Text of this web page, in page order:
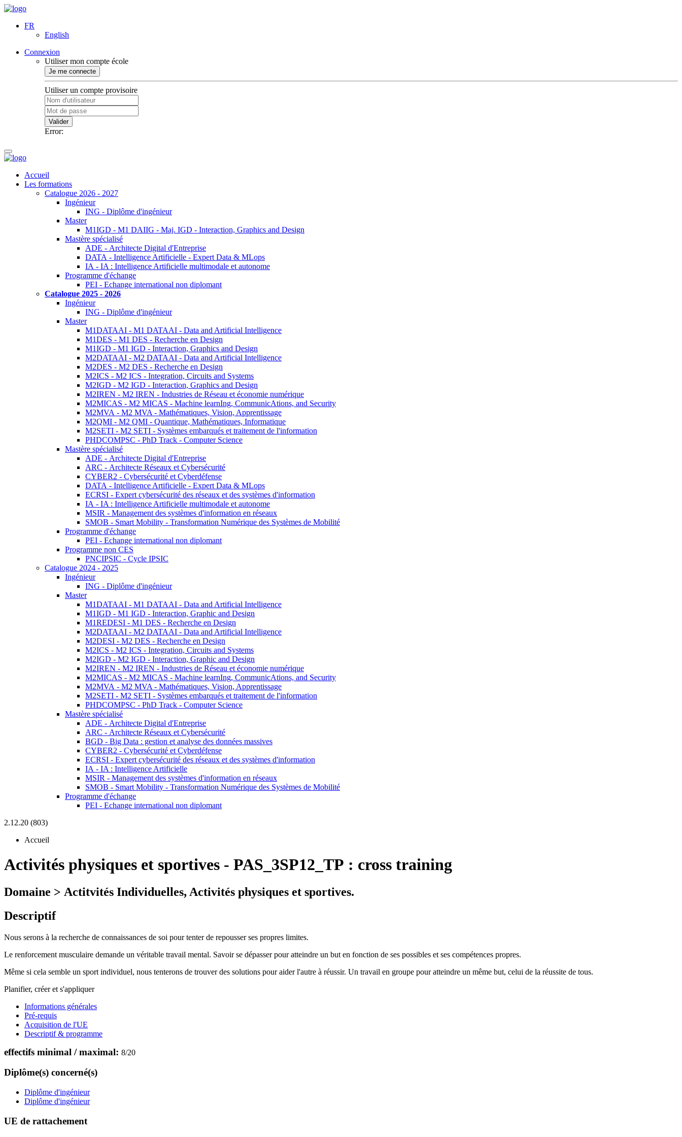
FR
English
Connexion
Utiliser mon compte école
Je me connecte
Utiliser un compte provisoire
Valider
Error:
Accueil
Les formations
Catalogue 2026 - 2027
Ingénieur
ING - Diplôme d'ingénieur
Master
M1IGD - M1 DAIIG - Maj. IGD - Interaction, Graphics and Design
Mastère spécialisé
ADE - Architecte Digital d'Entreprise
DATA - Intelligence Artificielle - Expert Data & MLops
IA - IA : Intelligence Artificielle multimodale et autonome
Programme d'échange
PEI - Echange international non diplomant
Catalogue 2025 - 2026
Ingénieur
ING - Diplôme d'ingénieur
Master
M1DATAAI - M1 DATAAI - Data and Artificial Intelligence
M1DES - M1 DES - Recherche en Design
M1IGD - M1 IGD - Interaction, Graphics and Design
M2DATAAI - M2 DATAAI - Data and Artificial Intelligence
M2DES - M2 DES - Recherche en Design
M2ICS - M2 ICS - Integration, Circuits and Systems
M2IGD - M2 IGD - Interaction, Graphics and Design
M2IREN - M2 IREN - Industries de Réseau et économie numérique
M2MICAS - M2 MICAS - Machine learnIng, CommunicAtions, and Security
M2MVA - M2 MVA - Mathématiques, Vision, Apprentissage
M2QMI - M2 QMI - Quantique, Mathématiques, Informatique
M2SETI - M2 SETI - Systèmes embarqués et traitement de l'information
PHDCOMPSC - PhD Track - Computer Science
Mastère spécialisé
ADE - Architecte Digital d'Entreprise
ARC - Architecte Réseaux et Cybersécurité
CYBER2 - Cybersécurité et Cyberdéfense
DATA - Intelligence Artificielle - Expert Data & MLops
ECRSI - Expert cybersécurité des réseaux et des systèmes d'information
IA - IA : Intelligence Artificielle multimodale et autonome
MSIR - Management des systèmes d'information en réseaux
SMOB - Smart Mobility - Transformation Numérique des Systèmes de Mobilité
Programme d'échange
PEI - Echange international non diplomant
Programme non CES
PNCIPSIC - Cycle IPSIC
Catalogue 2024 - 2025
Ingénieur
ING - Diplôme d'ingénieur
Master
M1DATAAI - M1 DATAAI - Data and Artificial Intelligence
M1IGD - M1 IGD - Interaction, Graphic and Design
M1REDESI - M1 DES - Recherche en Design
M2DATAAI - M2 DATAAI - Data and Artificial Intelligence
M2DESI - M2 DES - Recherche en Design
M2ICS - M2 ICS - Integration, Circuits and Systems
M2IGD - M2 IGD - Interaction, Graphic and Design
M2IREN - M2 IREN - Industries de Réseau et économie numérique
M2MICAS - M2 MICAS - Machine learnIng, CommunicAtions, and Security
M2MVA - M2 MVA - Mathématiques, Vision, Apprentissage
M2SETI - M2 SETI - Systèmes embarqués et traitement de l'information
PHDCOMPSC - PhD Track - Computer Science
Mastère spécialisé
ADE - Architecte Digital d'Entreprise
ARC - Architecte Réseaux et Cybersécurité
BGD - Big Data : gestion et analyse des données massives
CYBER2 - Cybersécurité et Cyberdéfense
ECRSI - Expert cybersécurité des réseaux et des systèmes d'information
IA - IA : Intelligence Artificielle
MSIR - Management des systèmes d'information en réseaux
SMOB - Smart Mobility - Transformation Numérique des Systèmes de Mobilité
Programme d'échange
PEI - Echange international non diplomant
2.12.20 (803)
Accueil
Activités physiques et sportives - PAS_3SP12_TP : cross training
Domaine > Actitvités Individuelles, Activités physiques et sportives.
Descriptif
Nous serons à la recherche de connaissances de soi pour tenter de repousser ses propres limites.
Le renforcement musculaire demande un véritable travail mental. Savoir se dépasser pour atteindre un but en fonction de ses possibles et ses compétences propres.
Même si cela semble un sport individuel, nous tenterons de trouver des solutions pour aider l'autre à réussir. Un travail en groupe pour atteindre un même but, celui de la réussite de tous.
Planifier, créer et s'appliquer
Informations générales
Pré-requis
Acquisition de l'UE
Descriptif & programme
effectifs minimal / maximal: 8/20
Diplôme(s) concerné(s)
Diplôme d'ingénieur
Diplôme d'ingénieur
UE de rattachement